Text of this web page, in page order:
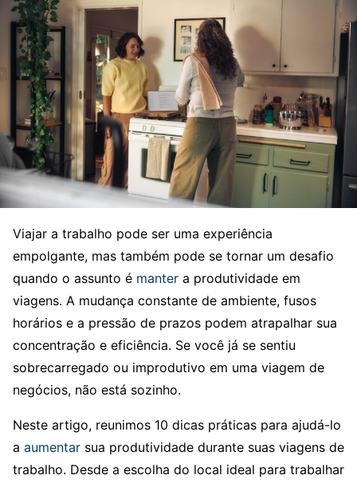
Viajar a trabalho pode ser uma experiência
empolgante, mas também pode se tornar um desafio
quando o assunto é manter a produtividade em
viagens. A mudança constante de ambiente, fusos
horários e a pressão de prazos podem atrapalhar sua
concentração e eficiência. Se você já se sentiu
sobrecarregado ou improdutivo em uma viagem de
negócios, não está sozinho.
Neste artigo, reunimos 10 dicas práticas para ajudá-lo
a aumentar sua produtividade durante suas viagens de
trabalho. Desde a escolha do local ideal para trabalhar